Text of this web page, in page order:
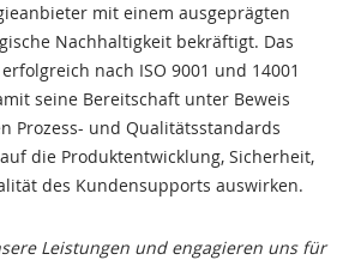
mit einem ausgeprägten
Nachhaltigkeit bekräftigt. Das
nach ISO 9001 und 14001
seine Bereitschaft unter Beweis
Prozess- und Qualitätsstandards
die Produktentwicklung, Sicherheit,
des Kundensupports auswirken.
Leistungen und engagieren uns für